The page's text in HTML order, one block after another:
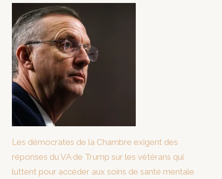
Les démocrates de la Chambre exigent des
réponses du VA de Trump sur les vétérans qui
luttent pour accéder aux soins de santé mentale